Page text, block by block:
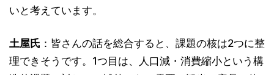
いと考えています。
土屋氏 ：皆さんの話を総合すると、課題の核は2つに整
理できそうです。1つ目は、人口減・消費縮小という構